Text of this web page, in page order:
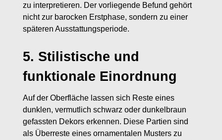
zu interpretieren. Der vorliegende Befund gehört
nicht zur barocken Erstphase, sondern zu einer
späteren Ausstattungsperiode.
5. Stilistische und
funktionale Einordnung
Auf der Oberfläche lassen sich Reste eines
dunklen, vermutlich schwarz oder dunkelbraun
gefassten Dekors erkennen. Diese Partien sind
als Überreste eines ornamentalen Musters zu